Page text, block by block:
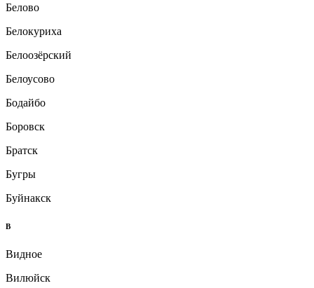
Белово
Белокуриха
Белоозёрский
Белоусово
Бодайбо
Боровск
Братск
Бугры
Буйнакск
В
Видное
Вилюйск